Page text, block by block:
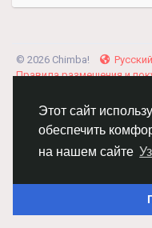
Этот сайт
обеспечить
на нашем сайте
© 2026 Chimba!
Русский
Правила размещения и
Политика